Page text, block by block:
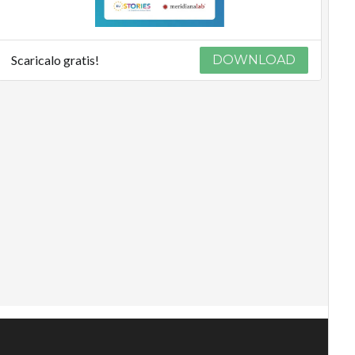
Scaricalo gratis! DOWNLOAD